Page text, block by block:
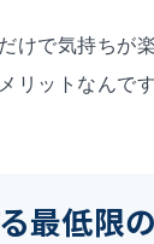
けで気持ち
リットなんです
最低限